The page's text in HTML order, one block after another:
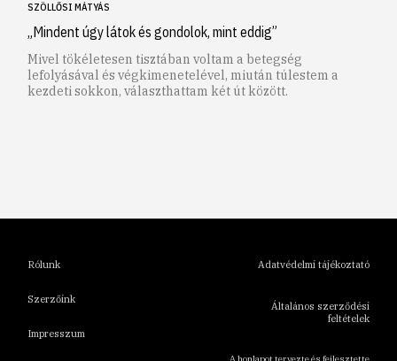
SZÖLLŐSI MÁTYÁS
„Mindent úgy látok és gondolok, mint eddig”
Mivel tökéletesen tisztában voltam a betegség
lefolyásával és végkimenetelével, miután túlestem a
kezdeti sokkon, választhattam két út között.
Rólunk
Szerzőink
Impresszum
Adatvédelmi tájékoztató
Általános szerződési
feltételek